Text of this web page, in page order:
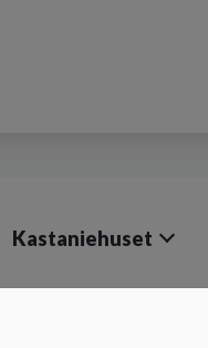
Kastaniehuset